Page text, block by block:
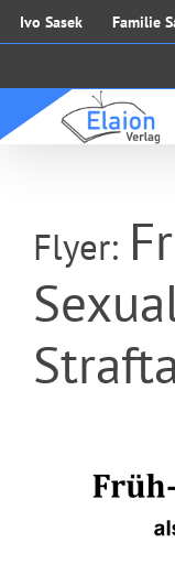
Zum
Inhalt
Ivo Sasek Familie
Flyer: